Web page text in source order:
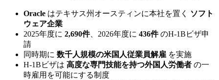
Oracle はテキサス州オースティンに本社を置く
ソフト
ウェア企業
2025年度に 2,690件、2026年度に 436件のH-1Bビザ申
請
同時期に 数千人規模の米国人従業員解雇 を実施
H-1Bビザは 高度な専門技能を持つ外国人労働者 の一
時雇用を可能にする制度